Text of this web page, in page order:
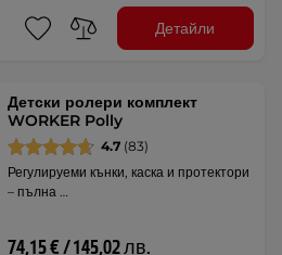
Детайли
Детски ролери комплект
WORKER Polly
4.7 (83)
Регулируеми кънки, каска и протектори
– пълна …
74,15 € / 145,02 лв.